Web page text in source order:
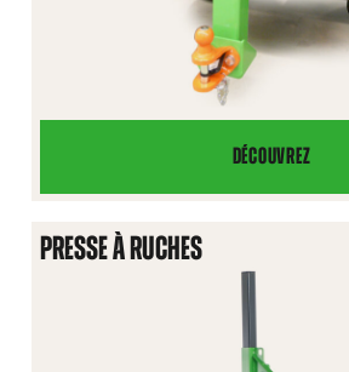
DÉCOUVREZ
CROCHET
D’ATTELAGE
PRESSE À RUCHES